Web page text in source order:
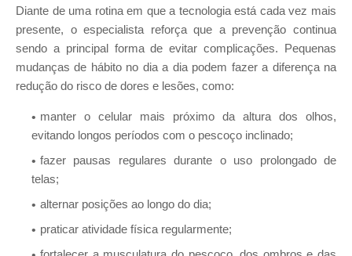
Diante de uma rotina em que a tecnologia está cada vez mais
presente, o especialista reforça que a prevenção continua
sendo a principal forma de evitar complicações. Pequenas
mudanças de hábito no dia a dia podem fazer a diferença na
redução do risco de dores e lesões, como:
manter o celular mais próximo da altura dos olhos,
evitando longos períodos com o pescoço inclinado;
fazer pausas regulares durante o uso prolongado de
telas;
alternar posições ao longo do dia;
praticar atividade física regularmente;